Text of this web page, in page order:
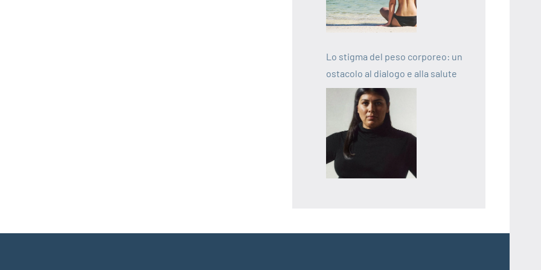
Lo stigma del peso corporeo: un
ostacolo al dialogo e alla salute